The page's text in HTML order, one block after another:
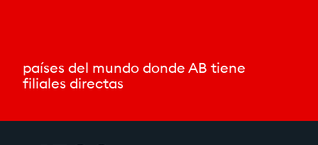
países del mundo donde AB tiene
filiales directas